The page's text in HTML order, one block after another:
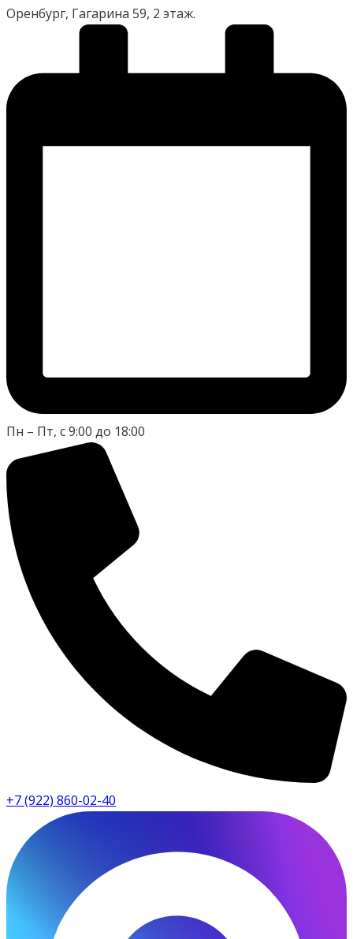
Оренбург, Гагарина 59, 2 этаж.
Пн – Пт, с 9:00 до 18:00
+7 (922) 860-02-40